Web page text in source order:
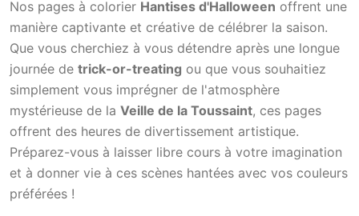
Nos pages à colorier Hantises d'Halloween offrent une
manière captivante et créative de célébrer la saison.
Que vous cherchiez à vous détendre après une longue
journée de trick-or-treating ou que vous souhaitiez
simplement vous imprégner de l'atmosphère
mystérieuse de la Veille de la Toussaint, ces pages
offrent des heures de divertissement artistique.
Préparez-vous à laisser libre cours à votre imagination
et à donner vie à ces scènes hantées avec vos couleurs
préférées !